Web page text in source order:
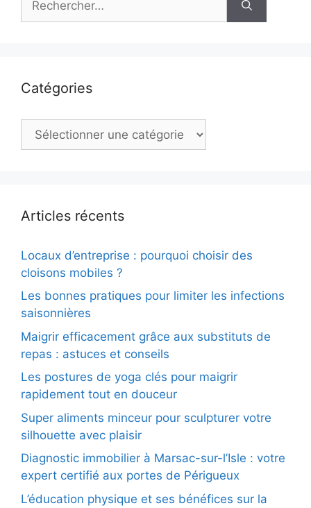
Catégories
Catégories
Articles récents
Locaux d’entreprise : pourquoi choisir des
cloisons mobiles ?
Les bonnes pratiques pour limiter les infections
saisonnières
Maigrir efficacement grâce aux substituts de
repas : astuces et conseils
Les postures de yoga clés pour maigrir
rapidement tout en douceur
Super aliments minceur pour sculpturer votre
silhouette avec plaisir
Diagnostic immobilier à Marsac-sur-l’Isle : votre
expert certifié aux portes de Périgueux
L’éducation physique et ses bénéfices sur la